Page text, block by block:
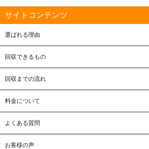
サイトコンテンツ
選ばれる理由
回収できるもの
回収までの流れ
料金について
よくある質問
お客様の声